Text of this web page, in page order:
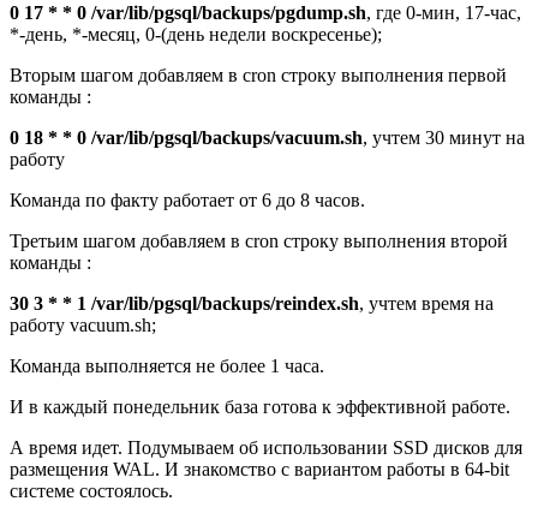
0 17 * * 0 /var/lib/pgsql/backups/pgdump.sh, где 0-мин, 17-час,
*-день, *-месяц, 0-(день недели воскресенье);
Вторым шагом добавляем в cron строку выполнения первой
команды :
0 18 * * 0 /var/lib/pgsql/backups/vacuum.sh, учтем 30 минут на
работу
Команда по факту работает от 6 до 8 часов.
Третьим шагом добавляем в cron строку выполнения второй
команды :
30 3 * * 1 /var/lib/pgsql/backups/reindex.sh, учтем время на
работу vacuum.sh;
Команда выполняется не более 1 часа.
И в каждый понедельник база готова к эффективной работе.
А время идет. Подумываем об использовании SSD дисков для
размещения WAL. И знакомство с вариантом работы в 64-bit
системе состоялось.